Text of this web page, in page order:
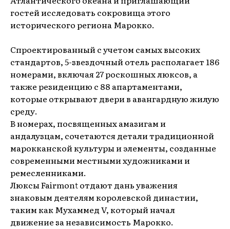
гостей исследовать сокровища этого
исторического региона Марокко.
Спроектированный с учетом самых высоких
стандартов, 5-звездочный отель располагает 186
номерами, включая 27 роскошных люксов, а
также резиденцию с 88 апартаментами,
которые открывают двери в авангардную жилую
среду.
В номерах, посвященных амазигам и
андалузцам, сочетаются детали традиционной
марокканской культуры и элементы, созданные
современными местными художниками и
ремесленниками.
Люксы Fairmont отдают дань уважения
знаковым деятелям королевской династии,
таким как Мухаммед V, который начал
движение за независимость Марокко.